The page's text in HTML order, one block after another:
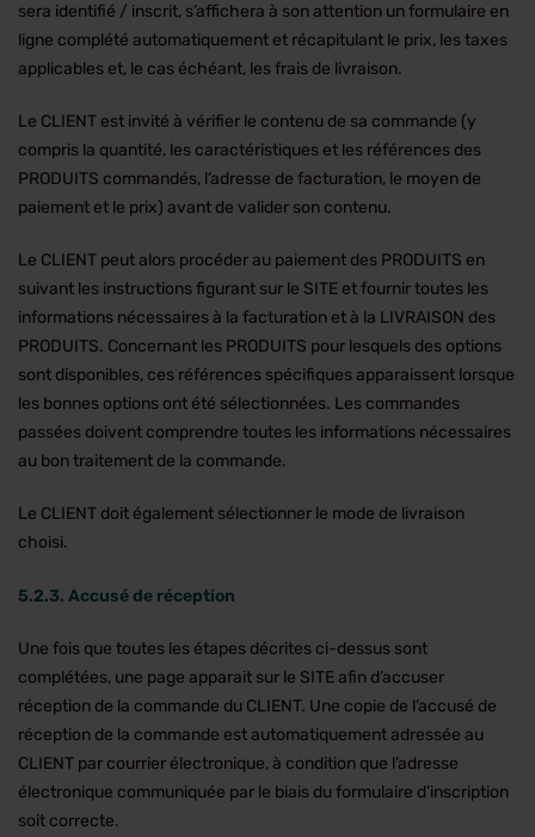
sera identifié / inscrit, s’affichera à son attention un formulaire en
ligne complété automatiquement et récapitulant le prix, les taxes
applicables et, le cas échéant, les frais de livraison.
Le CLIENT est invité à vérifier le contenu de sa commande (y
compris la quantité, les caractéristiques et les références des
PRODUITS commandés, l’adresse de facturation, le moyen de
paiement et le prix) avant de valider son contenu.
Le CLIENT peut alors procéder au paiement des PRODUITS en
suivant les instructions figurant sur le SITE et fournir toutes les
informations nécessaires à la facturation et à la LIVRAISON des
PRODUITS. Concernant les PRODUITS pour lesquels des options
sont disponibles, ces références spécifiques apparaissent lorsque
les bonnes options ont été sélectionnées. Les commandes
passées doivent comprendre toutes les informations nécessaires
au bon traitement de la commande.
Le CLIENT doit également sélectionner le mode de livraison
choisi.
5.2.3. Accusé de réception
Une fois que toutes les étapes décrites ci-dessus sont
complétées, une page apparait sur le SITE afin d’accuser
réception de la commande du CLIENT. Une copie de l’accusé de
réception de la commande est automatiquement adressée au
CLIENT par courrier électronique, à condition que l’adresse
électronique communiquée par le biais du formulaire d’inscription
soit correcte.